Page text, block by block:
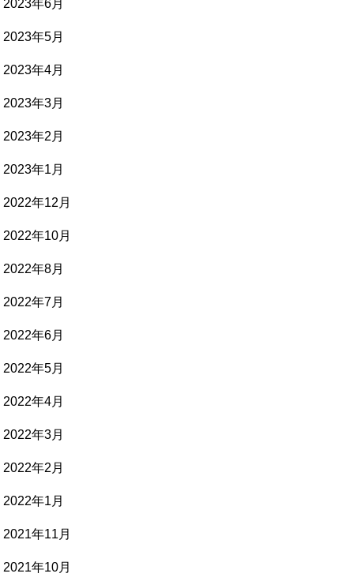
2023年6月
2023年5月
2023年4月
2023年3月
2023年2月
2023年1月
2022年12月
2022年10月
2022年8月
2022年7月
2022年6月
2022年5月
2022年4月
2022年3月
2022年2月
2022年1月
2021年11月
2021年10月